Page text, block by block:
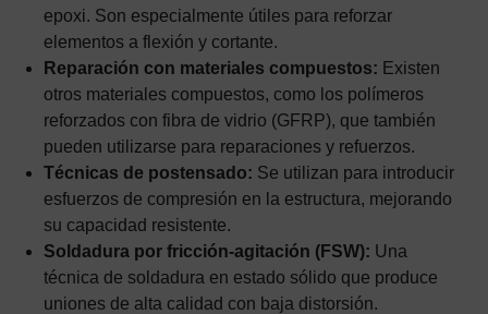
epoxi. Son especialmente útiles para reforzar
elementos a flexión y cortante.
Reparación con materiales compuestos: Existen
otros materiales compuestos, como los polímeros
reforzados con fibra de vidrio (GFRP), que también
pueden utilizarse para reparaciones y refuerzos.
Técnicas de postensado: Se utilizan para introducir
esfuerzos de compresión en la estructura, mejorando
su capacidad resistente.
Soldadura por fricción-agitación (FSW): Una
técnica de soldadura en estado sólido que produce
uniones de alta calidad con baja distorsión.